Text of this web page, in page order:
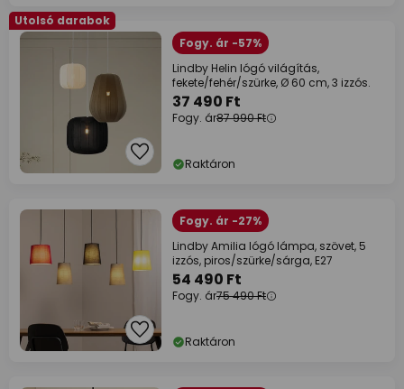
Utolsó darabok
Fogy. ár -57%
Lindby Helin lógó világítás,
fekete/fehér/szürke, Ø 60 cm, 3 izzós.
37 490 Ft
Fogy. ár87 990 Ft
Raktáron
Fogy. ár -27%
Lindby Amilia lógó lámpa, szövet, 5
izzós, piros/szürke/sárga, E27
54 490 Ft
Fogy. ár75 490 Ft
Raktáron